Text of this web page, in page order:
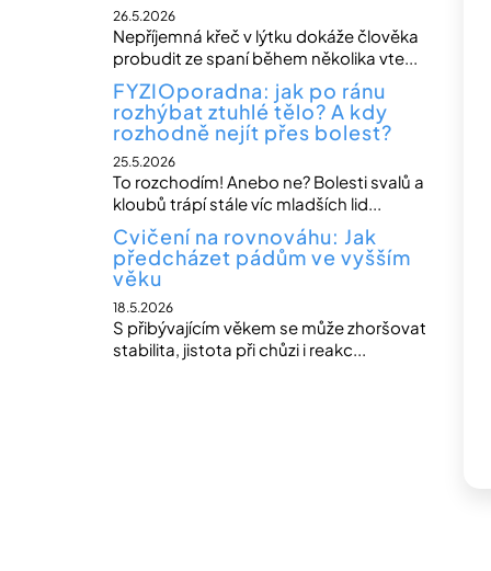
26.5.2026
Nepříjemná křeč v lýtku dokáže člověka
probudit ze spaní během několika vte...
FYZIOporadna: jak po ránu
rozhýbat ztuhlé tělo? A kdy
rozhodně nejít přes bolest?
25.5.2026
To rozchodím! Anebo ne? Bolesti svalů a
kloubů trápí stále víc mladších lid...
Cvičení na rovnováhu: Jak
předcházet pádům ve vyšším
věku
18.5.2026
S přibývajícím věkem se může zhoršovat
stabilita, jistota při chůzi i reakc...